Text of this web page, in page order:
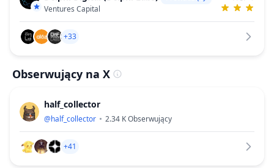
Ventures Capital
+33
Obserwujący na X
half_collector
@half_collector 2.34 KObserwujący
+41